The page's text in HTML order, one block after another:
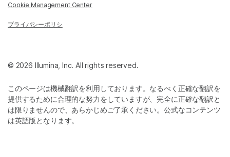
このページは機械翻訳を利用しております。なるべく正確な翻訳を
提供するために合理的な努力をしていますが、完全に正確な翻訳と
は限りませんので、あらかじめご了承ください。公式なコンテンツ
は英語版となります。
Cookie Management Center
プライバシーポリシ
© 2026 Illumina, Inc. All rights reserved.